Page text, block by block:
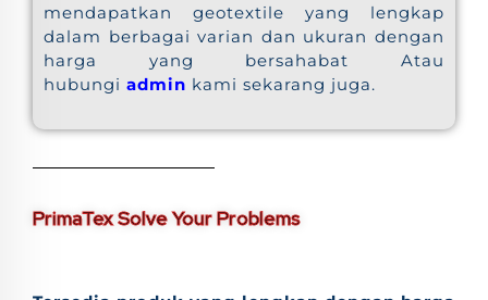
mendapatkan geotextile yang lengkap
dalam berbagai varian dan ukuran dengan
harga yang bersahabat Atau
hubungi admin kami sekarang juga.
PrimaTex Solve Your Problems